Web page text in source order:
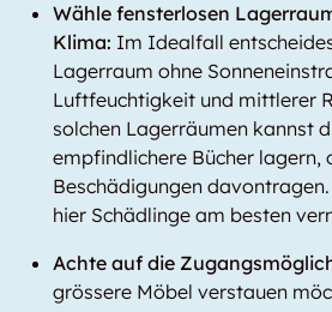
Wähle fensterlosen
Klima: Im Idealfall
Lagerraum ohne
Luftfeuchtigkeit und mittlerer
solchen Lagerräumen kannst
empfindlichere Bücher lagern,
Beschädigungen
hier Schädlinge am besten
Achte auf die
grössere Möbel verstauen